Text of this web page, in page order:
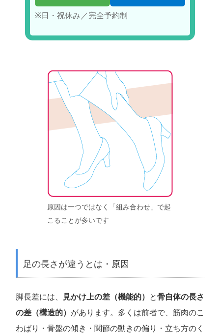
※日・祝休み／完全予約制
原因は一つではなく「組み合わせ」で起
こることが多いです
足の長さが違うとは・原因
脚長差には、 見かけ上の差（機能的） と骨自体の長さ
の差（構造的） があります。多くは前者で、筋肉のこ
わばり・骨盤の傾き・関節の動きの偏り・立ち方のく